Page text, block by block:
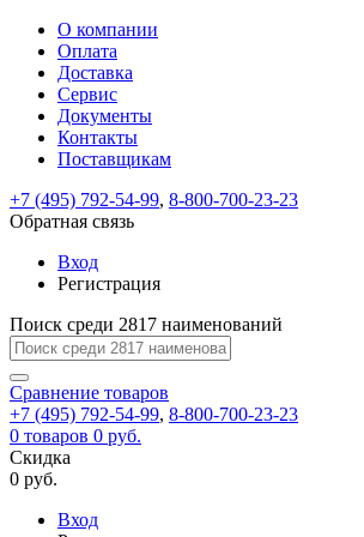
ВходРегистрация
Только
test@example.com
отправлена
по
ней
для
регистрации.
Ок
Только
Запомнить
меня
Забыли
Восстановление
пароля
Заполните
форму.
Мы
отправим
ссылку
на
указанный
электронный
адрес,
перейдя
по
которой
вы
новый
На
вашу
test@test.ru
отправлена
ссылка.
Перейдите
по
для
смены
пароля.
Введите
новый
пароль
Сменить
Пароль
успешно
Войти
Обратная
связь
Сообщение
пользовательского
соглашения
Ваше
сообщение
успешно
О компании
Оплата
Доставка
Сервис
Документы
Контакты
Поставщикам
+7 (495) 792-54-99, 8-800-700-23-23
Обратная связь
Вход
Регистрация
Поиск среди 2817 наименований
Сравнение товаров
+7 (495) 792-54-99, 8-800-700-23-23
0 товаров 0 руб.
Скидка
0 руб.
Вход